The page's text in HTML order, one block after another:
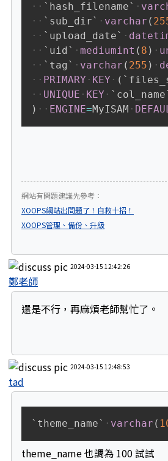
` hash_filename `
` sub_dir ` varchar (
` upload_date `
` uid ` mediumint ( 8 )
` tag ` varchar ( 255 )
PRIMARY
KEY ( `
UNIQUE
KEY ` col_name
)
ENGINE=MyISAM
網站有問題建議先參考：
XOOPS網站出問題了！自救十招！
XOOPS管理、備份、升級
2024-03-15 12:42:26
鄭老師
還是不行，再麻煩老師幫忙了。
2024-03-15 12:48:53
tad
` theme_name` varchar (
theme_name 也調為 100 試試